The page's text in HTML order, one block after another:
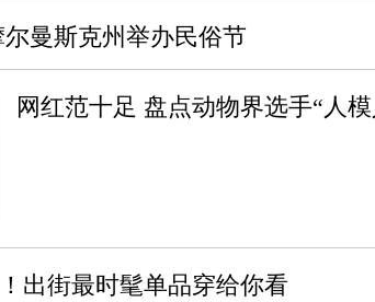
曼斯克州举办民俗节
网红范十足 盘点动物界选手“人
出街最时髦单品穿给你看